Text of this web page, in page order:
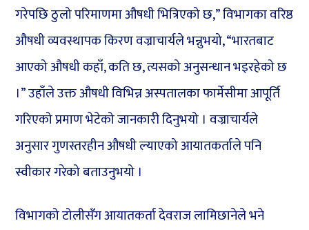
गरेपछि ठुलो परिमाणमा औषधी भित्रिएको छ,” विभागका वरिष्ठ
औषधी व्यवस्थापक किरण वज्राचार्यले भन्नुभयो, “भारतबाट
आएको औषधी कहाँ, कति छ, त्यसको अनुसन्धान भइरहेको छ
।” उहाँले उक्त औषधी विभिन्न अस्पतालका फार्मेसीमा आपूर्ति
गरिएको प्रमाण भेटेको जानकारी दिनुभयो । वज्राचार्यले
अनुसार गुणस्तरहीन औषधी ल्याएको आयातकर्ताले पनि
स्वीकार गरेको बताउनुभयो ।
विभागको टोलीसँग आयातकर्ता देवराज लामिछानेले भने